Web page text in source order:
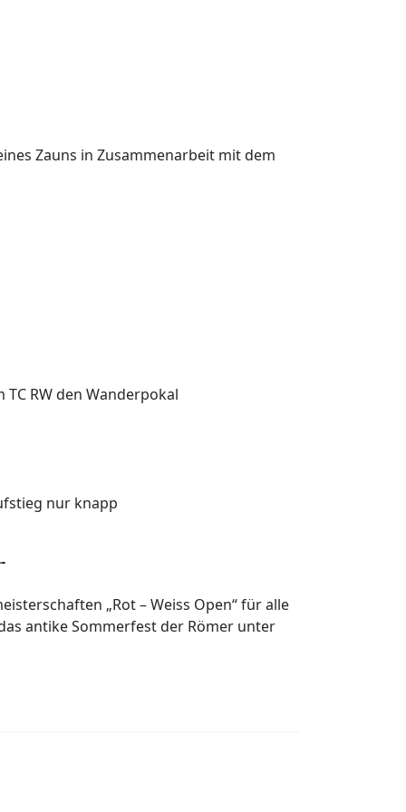
Zauns in Zusammenarbeit mit dem
RW den Wanderpokal
nur knapp
„Rot – Weiss Open“ für alle
antike Sommerfest der Römer unter